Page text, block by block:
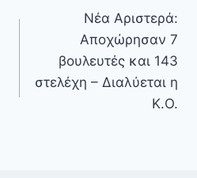
Νέα Αριστερά:
Αποχώρησαν 7
βουλευτές και 143
στελέχη – Διαλύεται η
Κ.Ο.